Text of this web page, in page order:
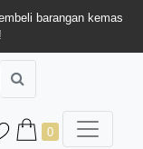
barangan kemas
0